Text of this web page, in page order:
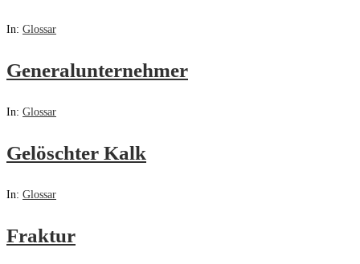
In: Glossar
Generalunternehmer
In: Glossar
Gelöschter Kalk
In: Glossar
Fraktur